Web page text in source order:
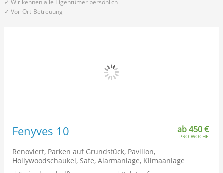
✓ Wir kennen alle Eigentümer persönlich
✓ Vor-Ort-Betreuung
Fenyves 10 ab 450 €
PRO WOCHE
Renoviert, Parken auf Grundstück, Pavillon,
Hollywoodschaukel, Safe, Alarmanlage, Klimaanlage